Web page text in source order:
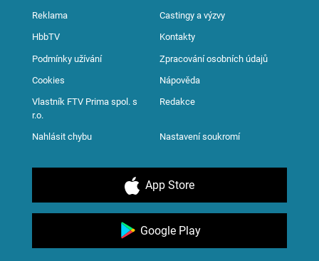
Reklama Castingy a výzvy
HbbTV Kontakty
Podmínky užívání Zpracování osobních údajů
Cookies Nápověda
Vlastník FTV Prima spol. s
r.o.
Redakce
Nahlásit chybu Nastavení soukromí
App Store
Google Play